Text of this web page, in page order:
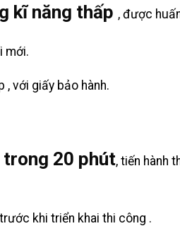
kĩ năng thấp , được
mới.
với giấy bảo hành.
20 phút, tiến hành
khi triển khai thi công .